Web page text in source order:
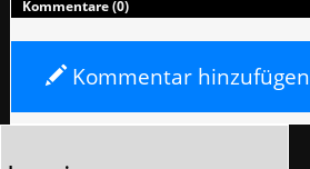
Kommentare (0)
Kommentar hinzufügen